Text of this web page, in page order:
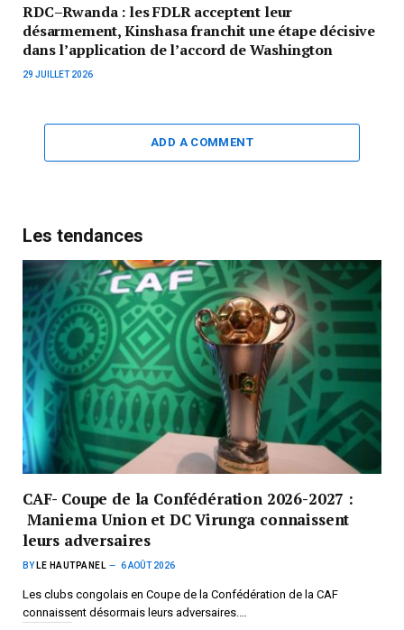
RDC–Rwanda : les FDLR acceptent leur
désarmement, Kinshasa franchit une étape décisive
dans l’application de l’accord de Washington
29 JUILLET 2026
ADD A COMMENT
Les tendances
CAF- Coupe de la Confédération 2026-2027 :
Maniema Union et DC Virunga connaissent
leurs adversaires
BY LE HAUTPANEL 6 AOÛT 2026
Les clubs congolais en Coupe de la Confédération de la CAF
connaissent désormais leurs adversaires.…